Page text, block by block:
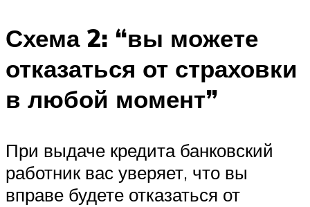
Схема 2: “вы можете
отказаться от страховки
в любой момент”
При выдаче кредита банковский
работник вас уверяет, что вы
вправе будете отказаться от